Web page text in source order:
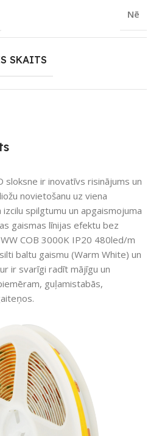
sloksne ir inovatīvs risinājums un
novietošanu uz viena
spilgtumu un apgaismojuma
gaismas līnijas efektu bez
COB 3000K IP20 480led/m
baltu gaismu (Warm White) un
ir svarīgi radīt mājīgu un
guļamistabās,
Nē
SKAITS